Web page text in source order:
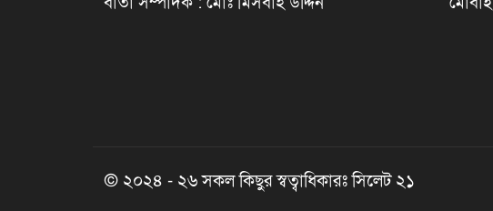
© ২০২৪ - ২৬ সকল কিছুর স্বত্বাধিকারঃ সিলেট ২১